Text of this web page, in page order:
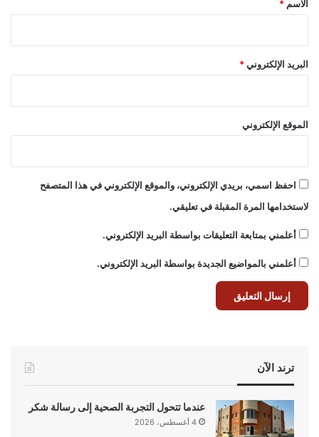
الاسم *
البريد الإلكتروني*
الموقع الإلكتروني
احفظ اسمي، بريدي الإلكتروني، والموقع الإلكتروني في هذا المتصفح
لاستخدامها المرة المقبلة في تعليقي.
أعلمني بمتابعة التعليقات بواسطة البريد الإلكتروني.
أعلمني بالمواضيع الجديدة بواسطة البريد الإلكتروني.
ترند الآن
عندما تتحول التجربة الصحية إلى رسالة شكر
4 أغسطس، 2026